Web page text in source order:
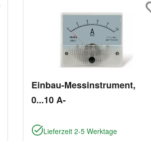
Einbau-Messinstrument,
0...10 A-
Lieferzeit 2-5 Werktage